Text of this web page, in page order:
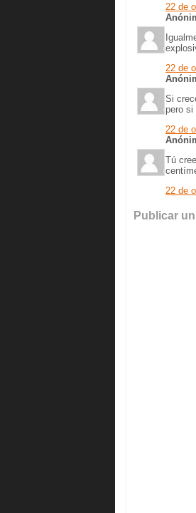
22 de
22 de
Si
pero si
22 de
Tú
22 de
Publicar